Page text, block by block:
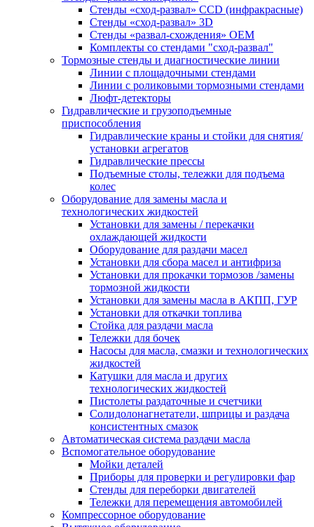
Стенды «сход-развал» CCD (инфракрасные)
Стенды «сход-развал» 3D
Стенды «развал-схождения» ОЕМ
Комплекты со стендами "сход-развал"
Тормозные стенды и диагностические линии
Линии с площадочными стендами
Линии с роликовыми тормозными стендами
Люфт-детекторы
Гидравлические и грузоподъемные
приспособления
Гидравлические краны и стойки для снятия/
установки агрегатов
Гидравлические прессы
Подъемные столы, тележки для подъема
колес
Оборудование для замены масла и
технологических жидкостей
Установки для замены / перекачки
охлаждающей жидкости
Оборудование для раздачи масел
Установки для сбора масел и антифриза
Установки для прокачки тормозов /замены
тормозной жидкости
Установки для замены масла в АКПП, ГУР
Установки для откачки топлива
Стойка для раздачи масла
Тележки для бочек
Насосы для масла, смазки и технологических
жидкостей
Катушки для масла и других
технологических жидкостей
Пистолеты раздаточные и счетчики
Солидолонагнетатели, шприцы и раздача
консистентных смазок
Автоматическая система раздачи масла
Вспомогательное оборудование
Мойки деталей
Приборы для проверки и регулировки фар
Стенды для переборки двигателей
Тележки для перемещения автомобилей
Компрессорное оборудование